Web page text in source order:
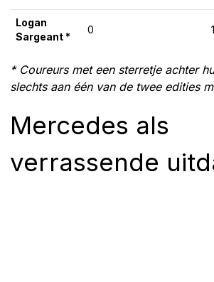
Logan
Sargeant *
0 1
* Coureurs met een sterretje achter
slechts aan één van de twee edities
Mercedes als
verrassende